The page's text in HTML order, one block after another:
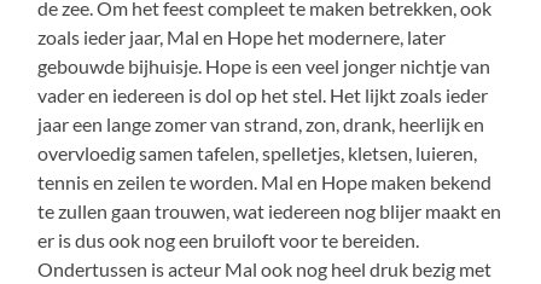
de zee. Om het feest compleet te maken betrekken, ook
zoals ieder jaar, Mal en Hope het modernere, later
gebouwde bijhuisje. Hope is een veel jonger nichtje van
vader en iedereen is dol op het stel. Het lijkt zoals ieder
jaar een lange zomer van strand, zon, drank, heerlijk en
overvloedig samen tafelen, spelletjes, kletsen, luieren,
tennis en zeilen te worden. Mal en Hope maken bekend
te zullen gaan trouwen, wat iedereen nog blijer maakt en
er is dus ook nog een bruiloft voor te bereiden.
Ondertussen is acteur Mal ook nog heel druk bezig met